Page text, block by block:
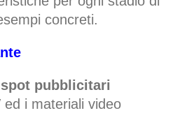
concreti.
spot pubblicitari
ed i materiali video